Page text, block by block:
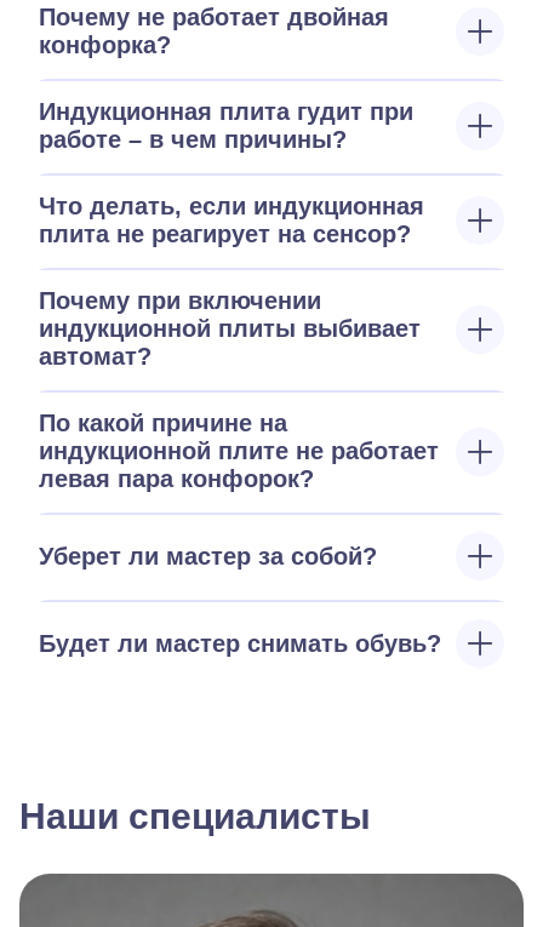
Почему не работает двойная
конфорка?
Индукционная плита гудит при
работе – в чем причины?
Что делать, если индукционная
плита не реагирует на сенсор?
Почему при включении
индукционной плиты выбивает
автомат?
По какой причине на
индукционной плите не работает
левая пара конфорок?
Уберет ли мастер за собой?
Будет ли мастер снимать обувь?
Наши специалисты